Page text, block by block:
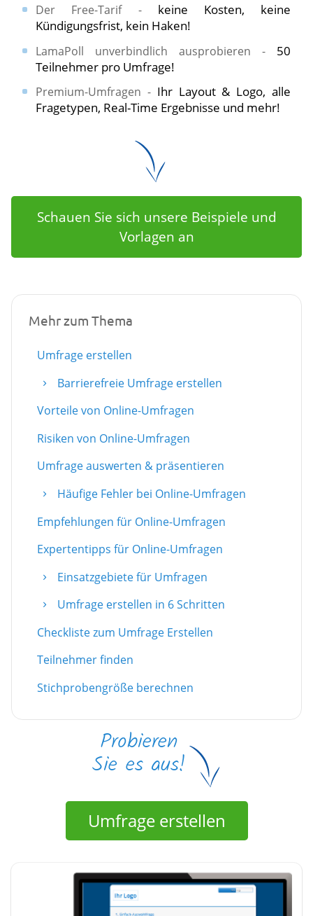
Der Free-Tarif - keine Kosten, keine
Kündigungsfrist, kein Haken!
LamaPoll unverbindlich ausprobieren - 50
Teilnehmer pro Umfrage!
Premium-Umfragen - Ihr Layout & Logo, alle
Fragetypen, Real-Time Ergebnisse und mehr!
Schauen Sie sich unsere Beispiele und
Vorlagen an
Mehr zum Thema
Umfrage erstellen
Barrierefreie Umfrage erstellen
Vorteile von Online-Umfragen
Risiken von Online-Umfragen
Umfrage auswerten & präsentieren
Häufige Fehler bei Online-Umfragen
Empfehlungen für Online-Umfragen
Expertentipps für Online-Umfragen
Einsatzgebiete für Umfragen
Umfrage erstellen in 6 Schritten
Checkliste zum Umfrage Erstellen
Teilnehmer finden
Stichprobengröße berechnen
Umfrage erstellen